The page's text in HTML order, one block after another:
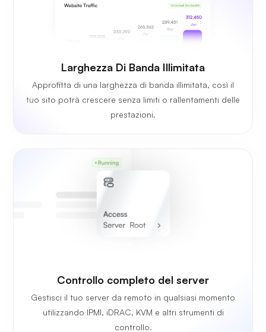
Larghezza Di Banda Illimitata
Approfitta di una larghezza di banda illimitata, così il
tuo sito potrà crescere senza limiti o rallentamenti delle
prestazioni.
Controllo completo del server
Gestisci il tuo server da remoto in qualsiasi momento
utilizzando IPMI, iDRAC, KVM e altri strumenti di
controllo.